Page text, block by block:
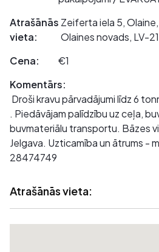
Atrašānās
vieta:
Zeiferta iela 5,
Olaines novads, LV-
Cena:
€1
Komentārs:
Droši kravu pārvadājumi līdz 6
. Piedāvājam palīdzību uz ceļa,
buvmateriālu transportu. Bāzes
Jelgava. Uzticamība un ātrums -
28474749
Atrašānās vieta: